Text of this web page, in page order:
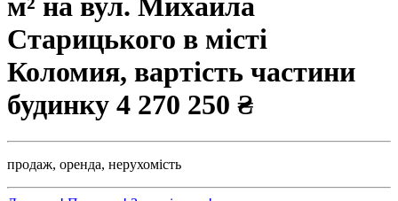
м² на вул. Михайла
Старицького в місті
Коломия, вартість частини
будинку 4 270 250 ₴
продаж, оренда, нерухомість